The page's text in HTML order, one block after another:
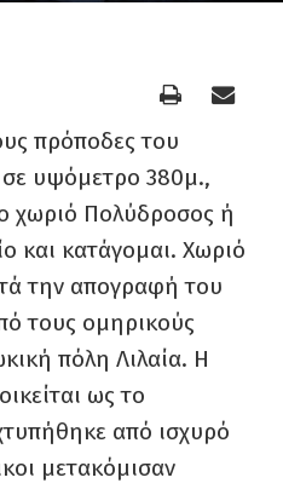
πρόποδες του
υψόμετρο 380μ.,
χωριό Πολύδροσος ή
και κατάγομαι. Χωριό
την απογραφή του
τους ομηρικούς
πόλη Λιλαία. Η
ως το
από ισχυρό
μετακόμισαν